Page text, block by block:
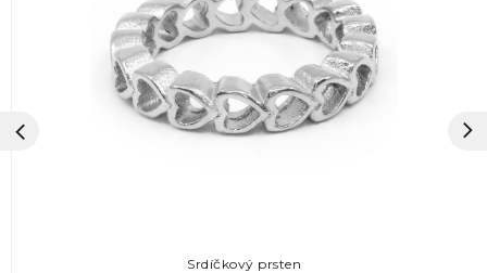
Srdíčkový prsten